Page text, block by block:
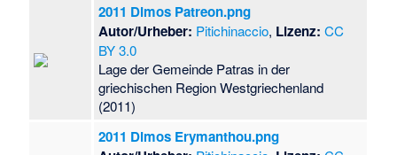
2011 Dimos Patreon.png
Autor/Urheber: Pitichinaccio, Lizenz: CC
BY 3.0
Lage der Gemeinde Patras in der
griechischen Region Westgriechenland
(2011)
2011 Dimos Erymanthou.png